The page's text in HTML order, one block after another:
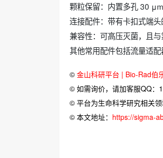
颗粒保留‌：内置多孔 30
连接配件‌：带有卡扣式端
兼容性‌：可高压灭菌，且与
其他常用配件包括流量适
© 金山科研平台 | Bio-Rad伯
© 如需询价，请加客服QQ：
© 平台为生命科学研究相关
© 本文地址： https://sigma-